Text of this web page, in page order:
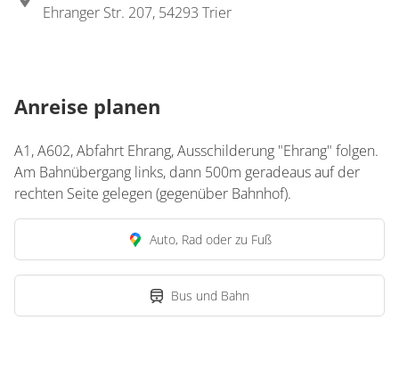
Details anzeigen
Ehranger Str. 207, 54293 Trier
Anreise planen
A1, A602, Abfahrt Ehrang, Ausschilderung "Ehrang" folgen.
Am Bahnübergang links, dann 500m geradeaus auf der
rechten Seite gelegen (gegenüber Bahnhof).
Auto, Rad oder zu Fuß
Bus und Bahn